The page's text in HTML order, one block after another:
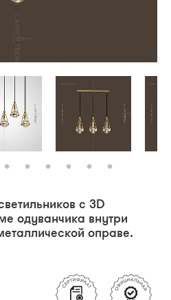
с 3D
одуванчика внутри
оправе.